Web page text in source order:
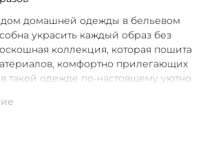
домашней одежды в бельевом
украсить каждый образ без
коллекция, которая пошита
комфортно прилегающих
такой одежде по-настоящему уютно
позволяют каждой женщине